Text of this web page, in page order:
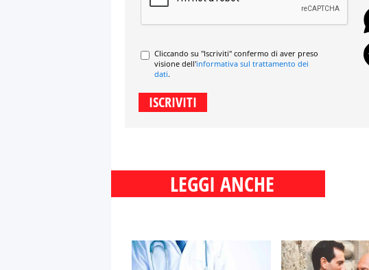
Cliccando su "Iscriviti" confermo di aver preso
visione dell'informativa sul trattamento dei
dati.
LEGGI ANCHE